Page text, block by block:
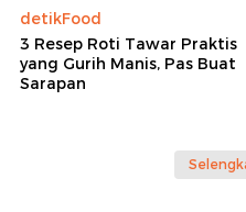
detikFood
3 Resep Roti Tawar Praktis
yang Gurih Manis, Pas Buat
Sarapan